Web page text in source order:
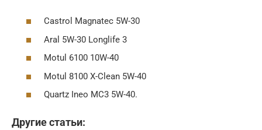
Castrol Magnatec 5W-30
Aral 5W-30 Longlife 3
Motul 6100 10W-40
Motul 8100 X-Clean 5W-40
Quartz Ineo MC3 5W-40.
Другие статьи: